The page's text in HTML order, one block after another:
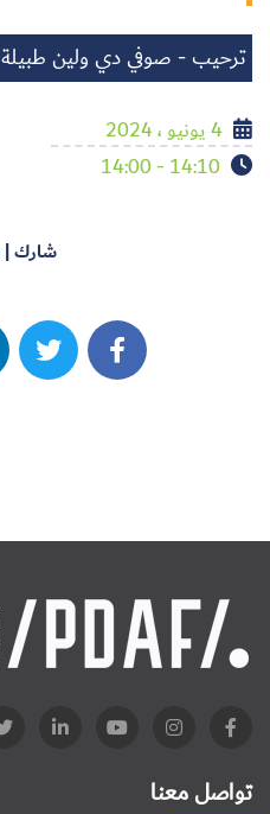
ترحيب - صوفي دي ولين طبيلة
4 يونيو ، 2024
14:10 - 14:00
شارك | Share
تواصل معنا